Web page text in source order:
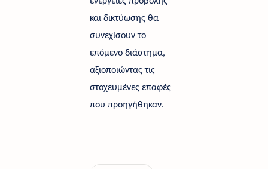
και δικτύωσης θα
συνεχίσουν το
επόμενο διάστημα,
αξιοποιώντας τις
στοχευμένες επαφές
που προηγήθηκαν.